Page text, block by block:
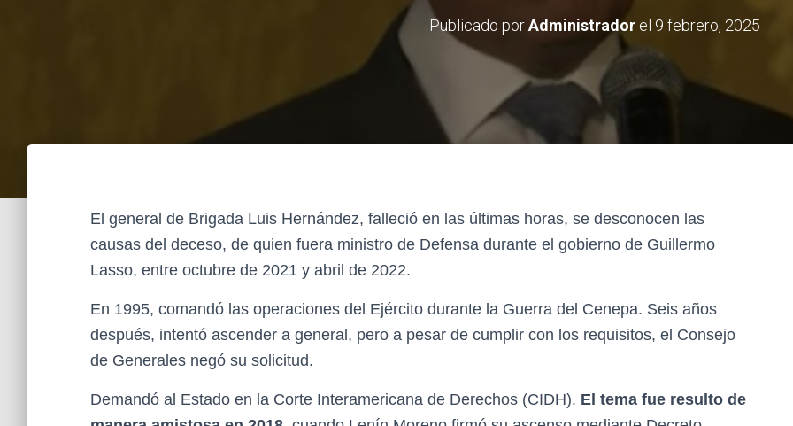
Publicado porAdministrador el 9 febrero, 2025
El general de Brigada Luis Hernández, falleció en las últimas horas, se desconocen las
causas del deceso, de quien fuera ministro de Defensa durante el gobierno de Guillermo
Lasso, entre octubre de 2021 y abril de 2022.
En 1995, comandó las operaciones del Ejército durante la Guerra del Cenepa. Seis años
después, intentó ascender a general, pero a pesar de cumplir con los requisitos, el Consejo
de Generales negó su solicitud.
Demandó al Estado en la Corte Interamericana de Derechos (CIDH). El tema fue resulto de